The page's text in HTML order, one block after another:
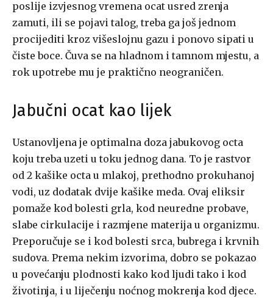
poslije izvjesnog vremena ocat usred zrenja
zamuti, ili se pojavi talog, treba ga još jednom
procijediti kroz višeslojnu gazu i ponovo sipati u
čiste boce. Čuva se na hladnom i tamnom mjestu, a
rok upotrebe mu je praktično neograničen.
Jabučni ocat kao lijek
Ustanovljena je optimalna doza jabukovog octa
koju treba uzeti u toku jednog dana. To je rastvor
od 2 kašike octa u mlakoj, prethodno prokuhanoj
vodi, uz dodatak dvije kašike meda. Ovaj eliksir
pomaže kod bolesti grla, kod neuredne probave,
slabe cirkulacije i razmjene materija u organizmu.
Preporučuje se i kod bolesti srca, bubrega i krvnih
sudova. Prema nekim izvorima, dobro se pokazao
u povećanju plodnosti kako kod ljudi tako i kod
životinja, i u liječenju noćnog mokrenja kod djece.